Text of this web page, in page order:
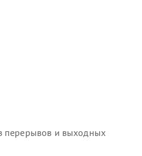
перерывов и выходных